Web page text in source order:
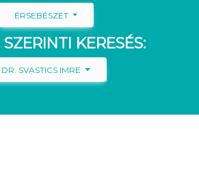
ÉRSEBÉSZET
KERESÉS:
DR. SVASTICS IMRE